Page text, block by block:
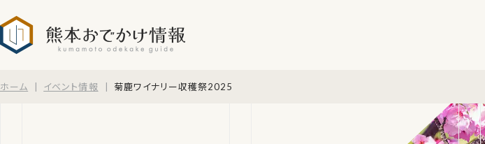
ホーム イベント情報 菊鹿ワイナリー収穫祭2025